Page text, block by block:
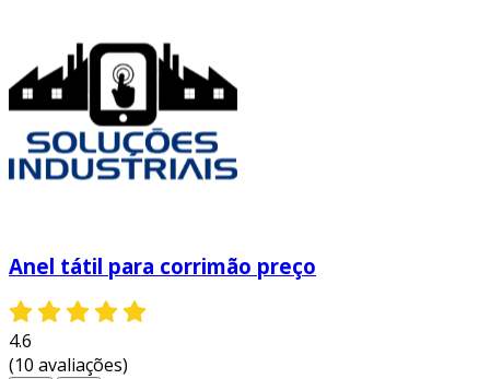
Anel tátil para corrimão preço
4.6
(10 avaliações)